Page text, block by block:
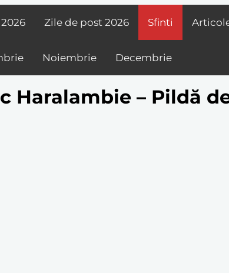
2026 Zile de post 2026 Sfinti
Noiembrie Decembrie
Haralambie – Pildă